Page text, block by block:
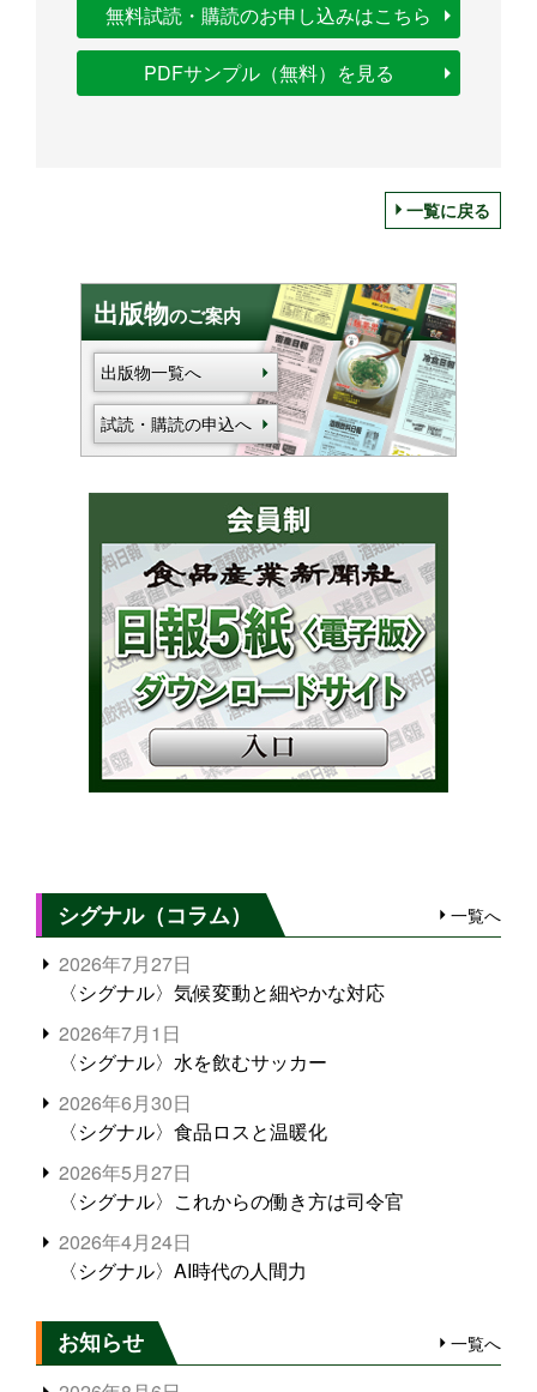
無料試読・購読のお申し込みはこちら
PDFサンプル（無料）を見る
一覧に戻る
出版物のご案内
出版物一覧へ
試読・購読の申込へ
シグナル（コラム） 一覧へ
2026年7月27日
〈シグナル〉気候変動と細やかな対応
2026年7月1日
〈シグナル〉水を飲むサッカー
2026年6月30日
〈シグナル〉食品ロスと温暖化
2026年5月27日
〈シグナル〉これからの働き方は司令官
2026年4月24日
〈シグナル〉AI時代の人間力
お知らせ 一覧へ